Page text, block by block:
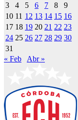
3
4 5 6 7 8
9
10 11 12 13 14 15 16
17 18 19 20 21 22 23
24 25 26 27 28 29 30
31
« Feb
Abr »